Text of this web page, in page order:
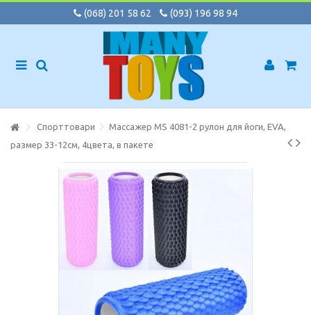
(068) 201 58 62 (093) 196 98 94
Спорттовари
Массажер MS 4081-2 рулон для йоги, EVA,
размер 33-12см, 4цвета, в пакете